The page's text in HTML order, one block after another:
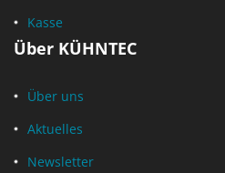
Kasse
Über KÜHNTEC
Über uns
Aktuelles
Newsletter